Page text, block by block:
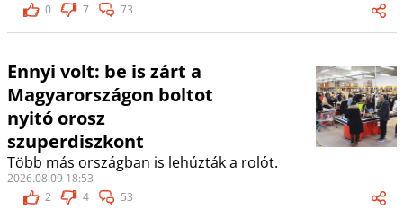
0
7 73
Ennyi volt: be is zárt a
Magyarországon boltot
nyitó orosz
szuperdiszkont
Több más országban is lehúzták a rolót.
2026.08.09 18:53
2
4 53